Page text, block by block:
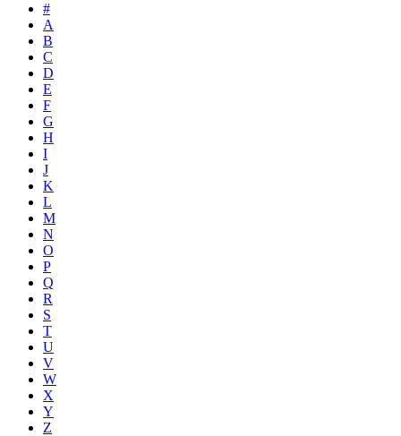
#
A
B
C
D
E
F
G
H
I
J
K
L
M
N
O
P
Q
R
S
T
U
V
W
X
Y
Z